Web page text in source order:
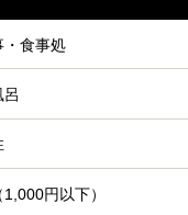
・食事処
呂
円以下）